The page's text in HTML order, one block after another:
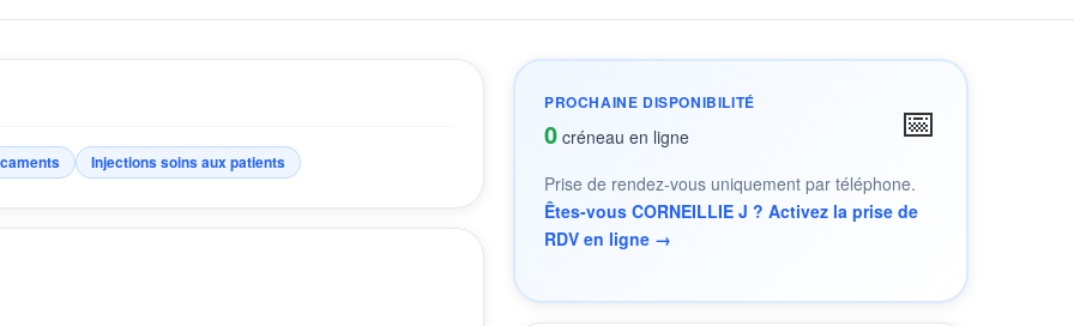
Injections soins aux patients
PROCHAINE DISPONIBILITÉ
0 créneau en ligne 📅
Prise de rendez-vous uniquement par téléphone.
Êtes-vous CORNEILLIE J ? Activez la prise de
RDV en ligne →